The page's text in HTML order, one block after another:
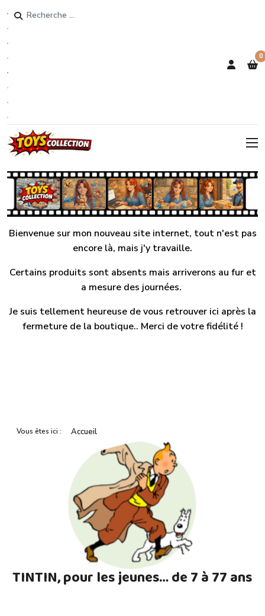
Rechercher
0
Bienvenue sur mon nouveau site internet, tout n'est pas
encore là, mais j'y travaille.
Certains produits sont absents mais arriverons au fur et
a mesure des journées.
Je suis tellement heureuse de vous retrouver ici après la
fermeture de la boutique.. Merci de votre fidélité !
Vous êtes ici : Accueil
TINTIN, pour les jeunes… de 7 à 77 ans